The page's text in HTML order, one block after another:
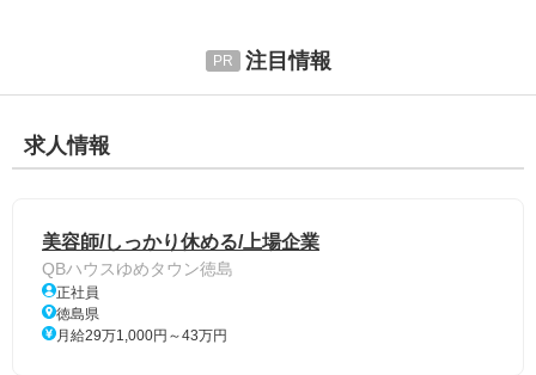
注目情報
求人情報
美容師/しっかり休める/上場企業
QBハウスゆめタウン徳島
正社員
徳島県
月給29万1,000円～43万円